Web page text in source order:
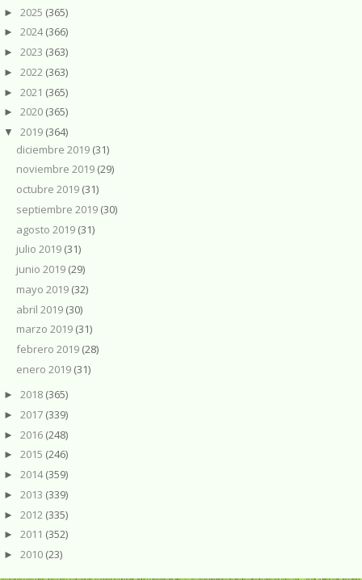
► 2025 (365)
► 2024(366)
► 2023 (363)
► 2022 (363)
► 2021 (365)
► 2020 (365)
▼ 2019 (364)
diciembre 2019 (31)
noviembre 2019 (29)
octubre 2019 (31)
septiembre 2019 (30)
agosto 2019 (31)
julio 2019 (31)
junio 2019 (29)
mayo 2019 (32)
abril 2019 (30)
marzo 2019 (31)
febrero 2019 (28)
enero 2019 (31)
► 2018 (365)
► 2017 (339)
► 2016 (248)
► 2015 (246)
► 2014(359)
► 2013 (339)
► 2012 (335)
► 2011 (352)
► 2010 (23)